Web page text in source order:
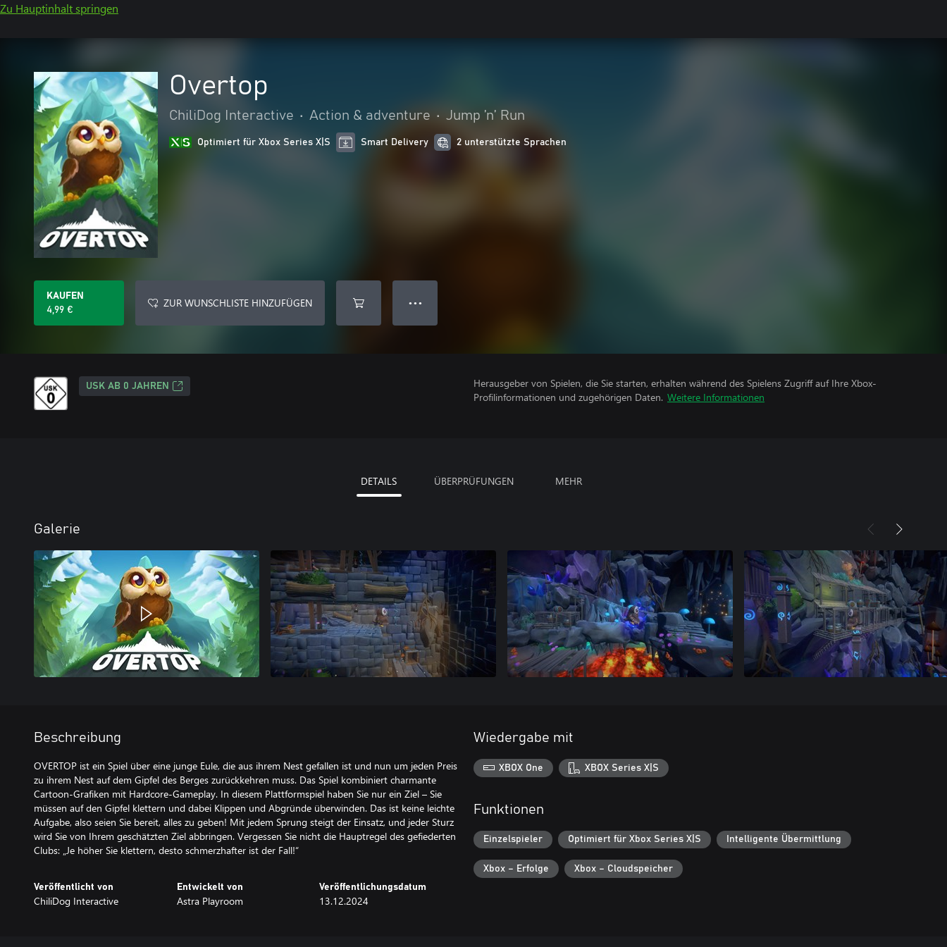
Zu Hauptinhalt springen
Overtop
ChiliDog Interactive • Action & adventure • Jump ’n’ Run
Optimiert für Xbox Series X|S Smart Delivery 2 unterstützte Sprachen
KAUFEN
4,99 €
ZUR WUNSCHLISTE HINZUFÜGEN ● ● ●
USK AB 0 JAHREN
Herausgeber von Spielen, die Sie starten, erhalten während des Spielens Zugriff auf Ihre Xbox-
Profilinformationen und zugehörigen Daten. Weitere Informationen
DETAILS ÜBERPRÜFUNGEN MEHR
Galerie
Beschreibung
OVERTOP ist ein Spiel über eine junge Eule, die aus ihrem Nest gefallen ist und nun um jeden Preis
zu ihrem Nest auf dem Gipfel des Berges zurückkehren muss. Das Spiel kombiniert charmante
Cartoon-Grafiken mit Hardcore-Gameplay. In diesem Plattformspiel haben Sie nur ein Ziel – Sie
müssen auf den Gipfel klettern und dabei Klippen und Abgründe überwinden. Das ist keine leichte
Aufgabe, also seien Sie bereit, alles zu geben! Mit jedem Sprung steigt der Einsatz, und jeder Sturz
wird Sie von Ihrem geschätzten Ziel abbringen. Vergessen Sie nicht die Hauptregel des gefiederten
Clubs: „Je höher Sie klettern, desto schmerzhafter ist der Fall!“
Veröffentlicht von
ChiliDog Interactive
Entwickelt von
Astra Playroom
Veröffentlichungsdatum
13.12.2024
Wiedergabe mit
XBOX One XBOX Series X|S
Funktionen
Einzelspieler Optimiert für Xbox Series X|S Intelligente Übermittlung
Xbox – Erfolge Xbox – Cloudspeicher